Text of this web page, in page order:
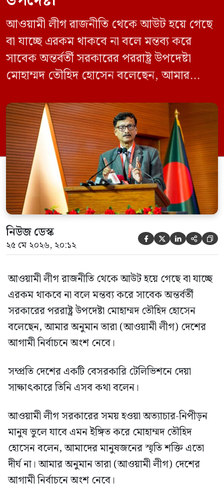
আওয়ামী লীগ রাজনীতি থেকে আউট হয়ে গেছে
বা যাচ্ছে এরকম থাকবে না বলে মন্তব্য করে
সাবেক অন্তর্বর্তী সরকারের পররাষ্ট্র উপদেষ্টা
মোহাম্মদ তৌহিদ হোসেন বলেছেন, আমার
নির্বাচনে অংশ নেবে। সম্প্রতি দেশের একটি
বেসরকারি টেলিভিশনে দেয়া সাক্ষাৎকারে তিনি
এসব কথা বলেন। আওয়ামী লীগ সরকারের সময়
হওয়া অত্যাচার-নিপীড়ন মানুষ ভুলে যাবে এমন
[…]
নিউজ ডেস্ক
২৫ মে ২০২৬, ২০:১২     
আওয়ামী লীগ রাজনীতি থেকে আউট হয়ে গেছে বা যাচ্ছে
এরকম থাকবে না বলে মন্তব্য করে সাবেক অন্তর্বর্তী
সরকারের পররাষ্ট্র উপদেষ্টা মোহাম্মদ তৌহিদ হোসেন
বলেছেন, আমার অনুমান তারা (আওয়ামী লীগ) দেশের
আগামী নির্বাচনে অংশ নেবে।
সম্প্রতি দেশের একটি বেসরকারি টেলিভিশনে দেয়া
সাক্ষাৎকারে তিনি এসব কথা বলেন।
আওয়ামী লীগ সরকারের সময় হওয়া অত্যাচার-নিপীড়ন
মানুষ ভুলে যাবে এমন ইঙ্গিত করে মোহাম্মদ তৌহিদ
হোসেন বলেন, আমাদের মানুষজনের স্মৃতি শক্তি এতো
দীর্ঘ না। আমার অনুমান তারা (আওয়ামী লীগ) দেশের
আগামী নির্বাচনে অংশ নেবে।